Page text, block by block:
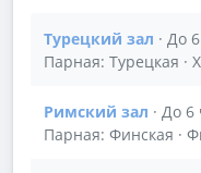
Турецкий зал · До
Парная: Турецкая ·
Показать
Римский зал · До 6
Парная: Финская ·
Показать